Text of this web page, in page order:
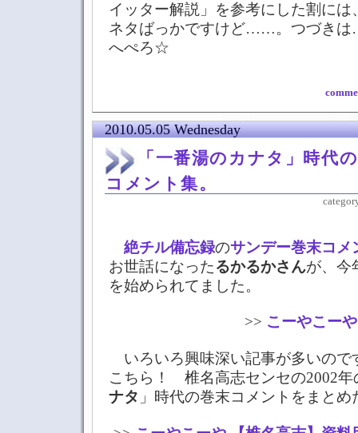
イッター解説」を参考にした割には
ネタばっかですけど……。つづき
へぺろ☆
2010.05.05 Wednesday
「一番湯のカナタ」時代
コメント集。
絶チル備忘録のサンデー巻末コメ
お世話になったるかるかさんが、今
を始められてました。
>> こーやこーや
いろいろ興味深い記事が多いので
こちら！ 椎名高志センセの2002年
ナタ 」時代の巻末コメントをまと